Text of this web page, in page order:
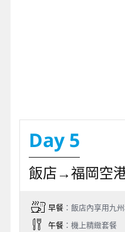
Day 5
飯店→福岡空
早餐：飯店內享用九
午餐：機上精緻套餐